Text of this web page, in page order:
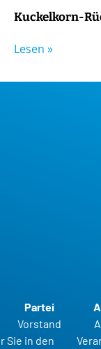
Kuckelkorn-
Lesen »
Partei
Vorstand
Sie in den